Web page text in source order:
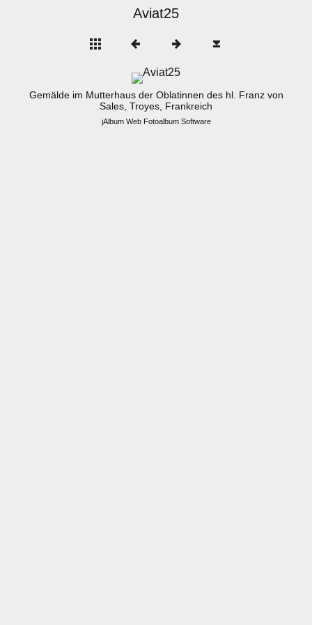
Aviat25
Gemälde im Mutterhaus der Oblatinnen des hl. Franz von
Sales, Troyes, Frankreich
jAlbum Web Fotoalbum Software